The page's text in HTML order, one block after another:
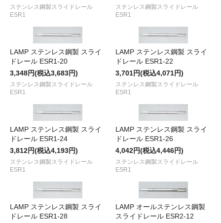
ステンレス鋼製スライドレール
ESR1
ステンレス鋼製スライドレール
ESR1
LAMP ステンレス鋼製 スライ
ドレール ESR1-20
3,348円(税込3,683円)
ステンレス鋼製スライドレール
ESR1
LAMP ステンレス鋼製 スライ
ドレール ESR1-22
3,701円(税込4,071円)
ステンレス鋼製スライドレール
ESR1
LAMP ステンレス鋼製 スライ
ドレール ESR1-24
3,812円(税込4,193円)
ステンレス鋼製スライドレール
ESR1
LAMP ステンレス鋼製 スライ
ドレール ESR1-26
4,042円(税込4,446円)
ステンレス鋼製スライドレール
ESR1
LAMP ステンレス鋼製 スライ
ドレール ESR1-28
LAMP オールステンレス鋼製
スライドレール ESR2-12